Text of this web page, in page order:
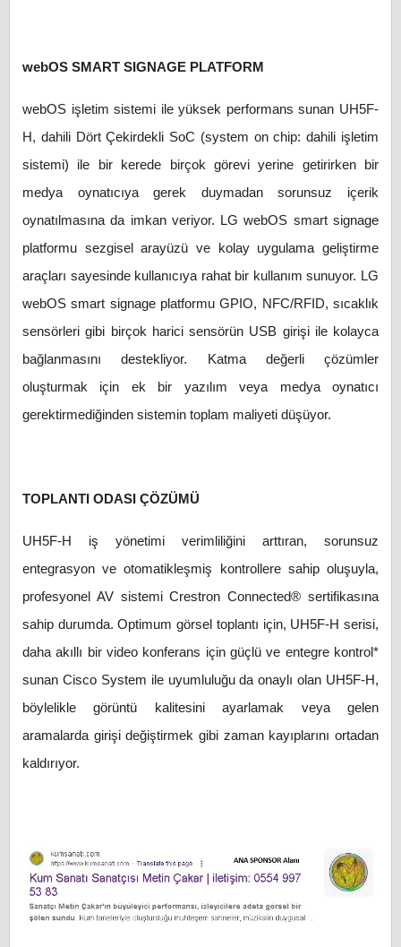
webOS SMART SIGNAGE PLATFORM
webOS işletim sistemi ile yüksek performans sunan UH5F-
H, dahili Dört Çekirdekli SoC (system on chip: dahili işletim
sistemi) ile bir kerede birçok görevi yerine getirirken bir
medya oynatıcıya gerek duymadan sorunsuz içerik
oynatılmasına da imkan veriyor. LG webOS smart signage
platformu sezgisel arayüzü ve kolay uygulama geliştirme
araçları sayesinde kullanıcıya rahat bir kullanım sunuyor. LG
webOS smart signage platformu GPIO, NFC/RFID, sıcaklık
sensörleri gibi birçok harici sensörün USB girişi ile kolayca
bağlanmasını destekliyor. Katma değerli çözümler
oluşturmak için ek bir yazılım veya medya oynatıcı
gerektirmediğinden sistemin toplam maliyeti düşüyor.
TOPLANTI ODASI ÇÖZÜMÜ
UH5F-H iş yönetimi verimliliğini arttıran, sorunsuz
entegrasyon ve otomatikleşmiş kontrollere sahip oluşuyla,
profesyonel AV sistemi Crestron Connected® sertifikasına
sahip durumda. Optimum görsel toplantı için, UH5F-H serisi,
daha akıllı bir video konferans için güçlü ve entegre kontrol*
sunan Cisco System ile uyumluluğu da onaylı olan UH5F-H,
böylelikle görüntü kalitesini ayarlamak veya gelen
aramalarda girişi değiştirmek gibi zaman kayıplarını ortadan
kaldırıyor.